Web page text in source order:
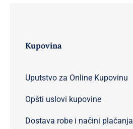
Kupovina
Uputstvo za Online Kupovinu
Opšti uslovi kupovine
Dostava robe i načini plaćanja